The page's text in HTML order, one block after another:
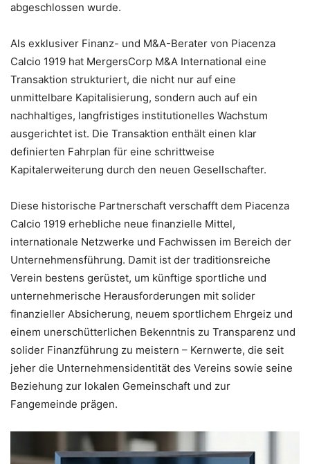
abgeschlossen wurde.
Als exklusiver Finanz- und M&A-Berater von Piacenza
Calcio 1919 hat MergersCorp M&A International eine
Transaktion strukturiert, die nicht nur auf eine
unmittelbare Kapitalisierung, sondern auch auf ein
nachhaltiges, langfristiges institutionelles Wachstum
ausgerichtet ist. Die Transaktion enthält einen klar
definierten Fahrplan für eine schrittweise
Kapitalerweiterung durch den neuen Gesellschafter.
Diese historische Partnerschaft verschafft dem Piacenza
Calcio 1919 erhebliche neue finanzielle Mittel,
internationale Netzwerke und Fachwissen im Bereich der
Unternehmensführung. Damit ist der traditionsreiche
Verein bestens gerüstet, um künftige sportliche und
unternehmerische Herausforderungen mit solider
finanzieller Absicherung, neuem sportlichem Ehrgeiz und
einem unerschütterlichen Bekenntnis zu Transparenz und
solider Finanzführung zu meistern – Kernwerte, die seit
jeher die Unternehmensidentität des Vereins sowie seine
Beziehung zur lokalen Gemeinschaft und zur
Fangemeinde prägen.